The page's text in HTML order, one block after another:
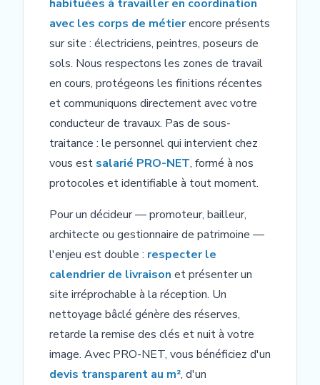
habituées à travailler en coordination
avec les corps de métierencore présents
sur site : électriciens, peintres, poseurs de
sols. Nous respectons les zones de travail
en cours, protégeons les finitions récentes
et communiquons directement avec votre
conducteur de travaux. Pas de sous-
traitance : le personnel qui intervient chez
vous est salarié PRO-NET, formé à nos
protocoles et identifiable à tout moment.
Pour un décideur — promoteur, bailleur,
architecte ou gestionnaire de patrimoine —
l'enjeu est double : respecter le
calendrier de livraison et présenter un
site irréprochable à la réception. Un
nettoyage bâclé génère des réserves,
retarde la remise des clés et nuit à votre
image. Avec PRO-NET, vous bénéficiez d'un
devis transparent au m², d'un